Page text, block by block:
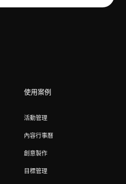
使用案例
活動管理
內容行事曆
創意製作
目標管理